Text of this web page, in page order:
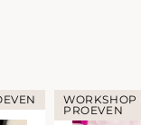
WORKSHOP
PROEVEN